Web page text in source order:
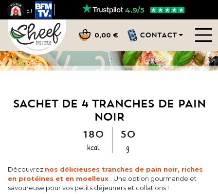
ET 4.9/5
0,00 € CONTACT
SACHET DE 4 TRANCHES DE PAIN
NOIR
180
kcal
50
g
Découvrez nos délicieuses tranches de pain noir, riches
en protéines et en moelleux
. Une option gourmande et
savoureuse pour vos petits déjeuners et collations !